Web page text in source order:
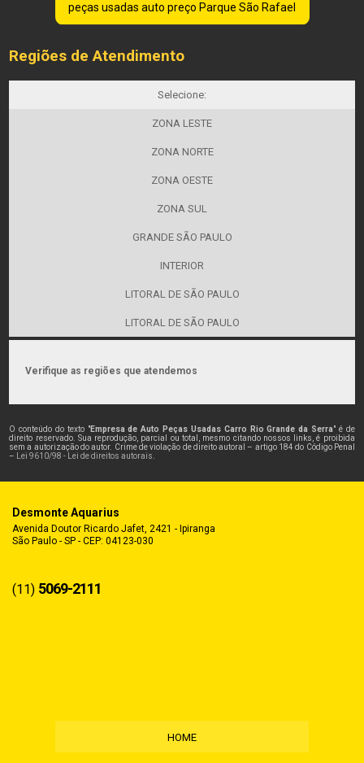
peças usadas auto preço Parque São Rafael
Regiões de Atendimento
Selecione:
ZONA LESTE
ZONA NORTE
ZONA OESTE
ZONA SUL
GRANDE SÃO PAULO
INTERIOR
LITORAL DE SÃO PAULO
LITORAL DE SÃO PAULO
Verifique as regiões que atendemos
O conteúdo do texto "Empresa de Auto Peças Usadas Carro Rio Grande da Serra" é de
direito reservado. Sua reprodução, parcial ou total, mesmo citando nossos links, é proibida
sem a autorização do autor. Crime de violação de direito autoral – artigo 184 do Código Penal
–
Lei 9610/98 - Lei de direitos autorais
Desmonte Aquarius
Avenida Doutor Ricardo Jafet, 2421 - Ipiranga
São Paulo - SP - CEP: 04123-030
(11) 5069-2111
HOME